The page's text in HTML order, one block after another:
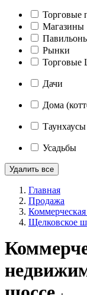
Торговые
Магазины
Рынки
Торговые
Дачи
Дома
Таунхаусы
Усадьбы
Удалить все
Главная
Продажа
Щелковское